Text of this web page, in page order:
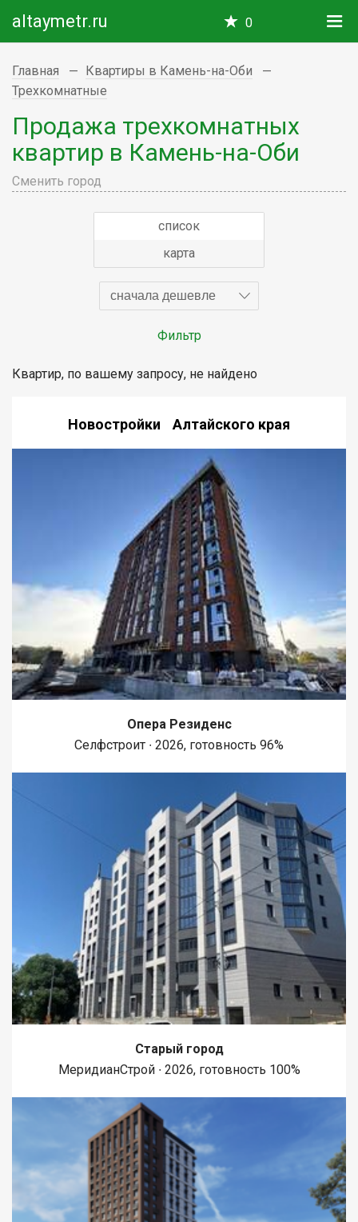
altaymetr.ru 0
Главная
Квартиры в Камень-на-Оби
Трехкомнатные
Продажа трехкомнатных
квартир в Камень-на-Оби
Сменить город
список
карта
сначала дешевле
Фильтр
Квартир, по вашему запросу, не найдено
Новостройки Алтайского края
Опера Резиденс
Селфстроит ∙ 2026, готовность 96%
Старый город
МеридианСтрой ∙ 2026, готовность 100%